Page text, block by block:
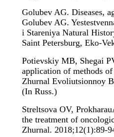
Golubev AG. Diseases,
Golubev AG.
i Stareniya Natural
Saint Petersburg, Eko-
Potievskiy MB, Shegai
application of methods
Zhurnal Evoliutsionnoy
(In Russ.)
Streltsova OV,
the treatment of
Zhurnal. 2018;12(1):89-